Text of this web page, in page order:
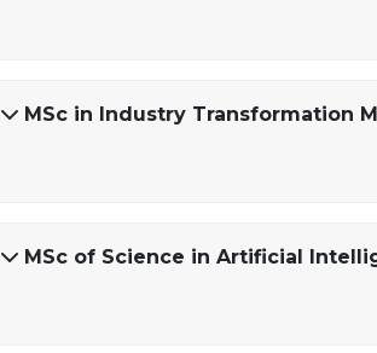
MSc in Industry Transformation
MSc of Science in Artificial